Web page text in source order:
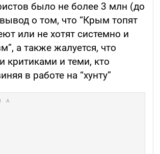
было не более 3 млн (до
о том, что “Крым топят
или не хотят системно и
а также жалуется, что
критиками и теми, кто
в работе на “хунту”